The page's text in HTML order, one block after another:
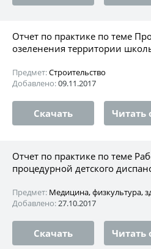
Отчет по практике по теме
озеленения территории
Предмет:Строительство
Добавлено:09.11.2017
Скачать Читать
Отчет по практике по теме
процедурной детского
Предмет: Медицина, физкультура,
Добавлено:27.10.2017
Скачать Читать